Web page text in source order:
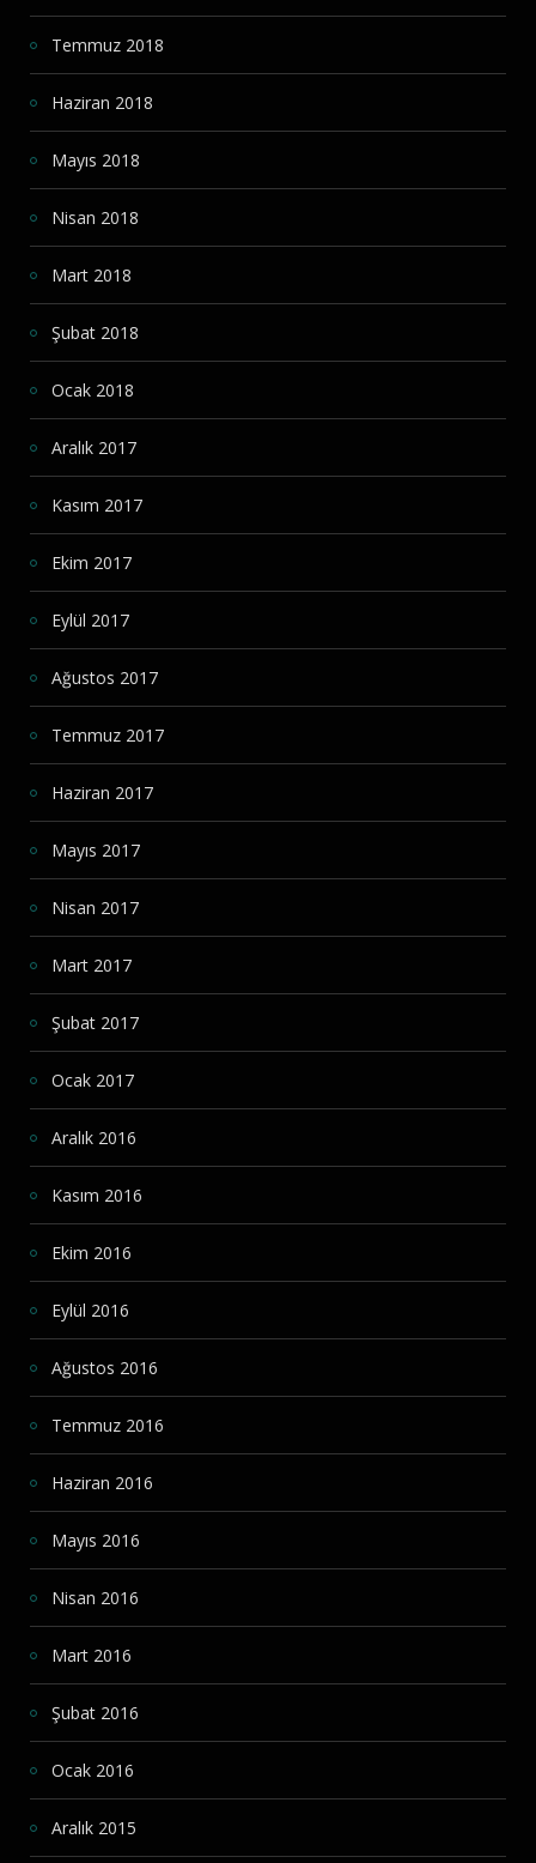
Temmuz 2018
Haziran 2018
Mayıs 2018
Nisan 2018
Mart 2018
Şubat 2018
Ocak 2018
Aralık 2017
Kasım 2017
Ekim 2017
Eylül 2017
Ağustos 2017
Temmuz 2017
Haziran 2017
Mayıs 2017
Nisan 2017
Mart 2017
Şubat 2017
Ocak 2017
Aralık 2016
Kasım 2016
Ekim 2016
Eylül 2016
Ağustos 2016
Temmuz 2016
Haziran 2016
Mayıs 2016
Nisan 2016
Mart 2016
Şubat 2016
Ocak 2016
Aralık 2015